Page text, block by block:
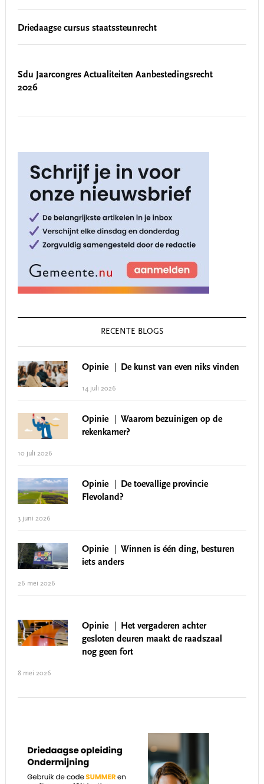
Driedaagse cursus staatssteunrecht
Sdu Jaarcongres Actualiteiten Aanbestedingsrecht
2026
RECENTE BLOGS
Opinie De kunst van even niks vinden
14 juli 2026
Opinie
Waarom bezuinigen op de
rekenkamer?
10 juli 2026
Opinie
De toevallige provincie
Flevoland?
3 juni 2026
Opinie
Winnen is één ding, besturen
iets anders
26 mei 2026
Opinie
Het vergaderen achter
gesloten deuren maakt de raadszaal
nog geen fort
8 mei 2026